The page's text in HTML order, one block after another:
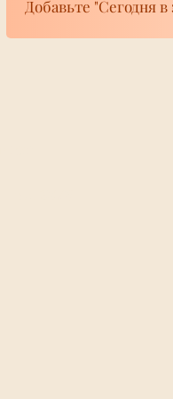
с детьми
Добавьте "Сегодня